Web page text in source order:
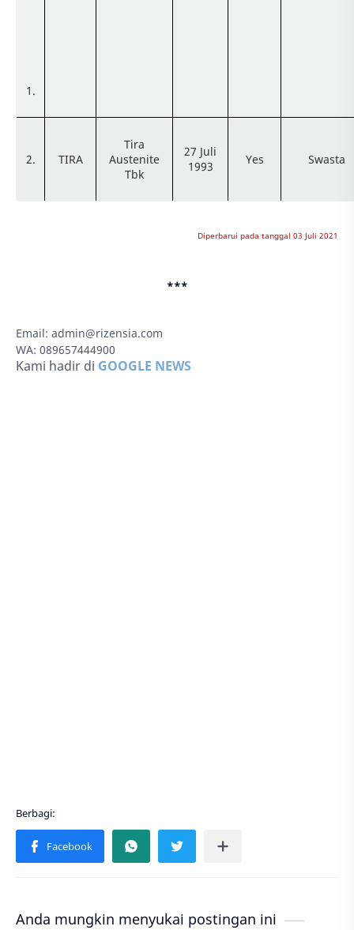
1.
2. TIRA
Tira
Austenite
Tbk
27 Juli
1993
Yes Swasta
Diperbarui pada tanggal 03 Juli 2021
***
Email: admin@rizensia.com
WA: 089657444900
Kami hadir di GOOGLE NEWS
Anda mungkin menyukai postingan ini